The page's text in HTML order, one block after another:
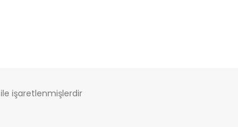
ile işaretlenmişlerdir